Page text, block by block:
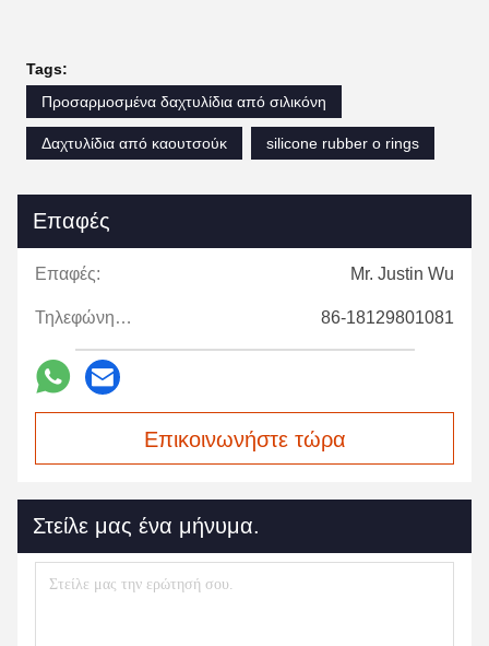
Tags:
Προσαρμοσμένα δαχτυλίδια από σιλικόνη
Δαχτυλίδια από καουτσούκ silicone rubber o rings
Επαφές
Επαφές: Mr. Justin Wu
Τηλεφώνημα: 86-18129801081
Επικοινωνήστε τώρα
Στείλε μας ένα μήνυμα.